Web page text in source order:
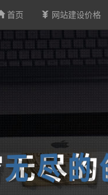
首页 网站建设价格
无尽的